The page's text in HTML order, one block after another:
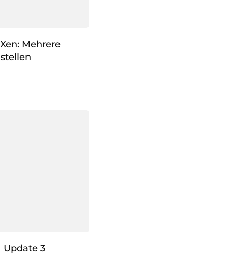
Mehrere
Update 3